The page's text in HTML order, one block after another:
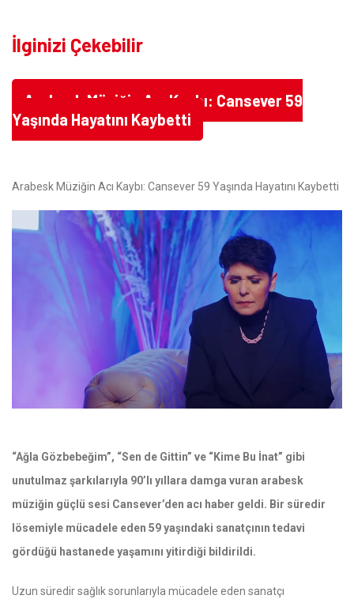
İlginizi Çekebilir
Arabesk Müziğin Acı Kaybı: Cansever 59
Yaşında Hayatını Kaybetti
Arabesk Müziğin Acı Kaybı: Cansever 59 Yaşında Hayatını Kaybetti
“Ağla Gözbebeğim”, “Sen de Gittin” ve “Kime Bu İnat” gibi
unutulmaz şarkılarıyla 90’lı yıllara damga vuran arabesk
müziğin güçlü sesi Cansever’den acı haber geldi. Bir süredir
lösemiyle mücadele eden 59 yaşındaki sanatçının tedavi
gördüğü hastanede yaşamını yitirdiği bildirildi.
Uzun süredir sağlık sorunlarıyla mücadele eden sanatçı